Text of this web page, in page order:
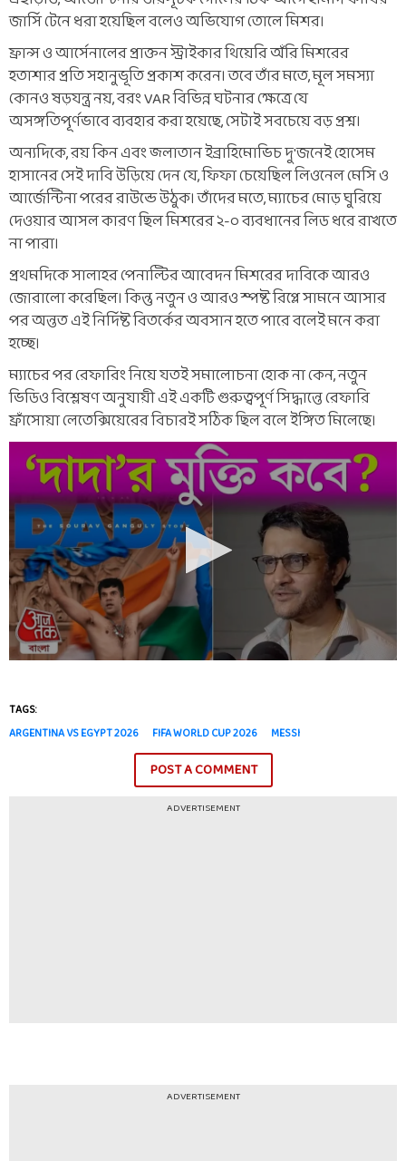
জার্সি টেনে ধরা হয়েছিল বলেও অভিযোগ তোলে মিশর।
ফ্রান্স ও আর্সেনালের প্রাক্তন স্ট্রাইকার থিয়েরি অঁরি মিশরের
হতাশার প্রতি সহানুভূতি প্রকাশ করেন। তবে তাঁর মতে, মূল সমস্যা
কোনও ষড়যন্ত্র নয়, বরং VAR বিভিন্ন ঘটনার ক্ষেত্রে যে
অসঙ্গতিপূর্ণভাবে ব্যবহার করা হয়েছে, সেটাই সবচেয়ে বড় প্রশ্ন।
অন্যদিকে, রয় কিন এবং জ্লাতান ইব্রাহিমোভিচ দু'জনেই হোসেম
হাসানের সেই দাবি উড়িয়ে দেন যে, ফিফা চেয়েছিল লিওনেল মেসি ও
আর্জেন্টিনা পরের রাউন্ডে উঠুক। তাঁদের মতে, ম্যাচের মোড় ঘুরিয়ে
দেওয়ার আসল কারণ ছিল মিশরের ২-০ ব্যবধানের লিড ধরে রাখতে
না পারা।
প্রথমদিকে সালাহর পেনাল্টির আবেদন মিশরের দাবিকে আরও
জোরালো করেছিল। কিন্তু নতুন ও আরও স্পষ্ট রিপ্লে সামনে আসার
পর অন্তত এই নির্দিষ্ট বিতর্কের অবসান হতে পারে বলেই মনে করা
হচ্ছে।
ম্যাচের পর রেফারিং নিয়ে যতই সমালোচনা হোক না কেন, নতুন
ভিডিও বিশ্লেষণ অনুযায়ী এই একটি গুরুত্বপূর্ণ সিদ্ধান্তে রেফারি
ফ্রাঁসোয়া লেতেক্সিয়েরের বিচারই সঠিক ছিল বলে ইঙ্গিত মিলেছে।
TAGS:
ARGENTINA VS EGYPT 2026
FIFA WORLD CUP 2026 MESSI
POST A COMMENT
ADVERTISEMENT
ADVERTISEMENT